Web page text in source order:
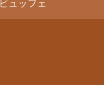
ビュッフェ